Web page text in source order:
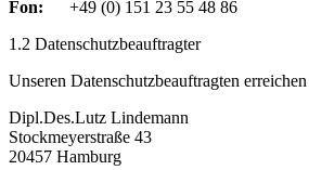
Fon: +49 (0) 151 23 55 48 86
1.2 Datenschutzbeauftragter
Unseren Datenschutzbeauftragten
Dipl.Des.Lutz Lindemann
Stockmeyerstraße 43
20457 Hamburg